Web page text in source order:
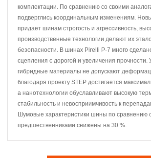
комплектации. По сравнению со своими
подверглись координальным изменениям.
придает шинам строгость и агрессивность,
производственные технологии делают их
безопасности. В шинах Pirelli P-7 много
сцепления с дорогой и увеличения прочности.
гибридные материалы не допускают
благодаря проекту STEP достигается
а нанотехнологии обуславливают высокую
стабильность и невосприимчивость к
Шумовые характеристики шины по сравнению
предшественниками снижены на 30 %.